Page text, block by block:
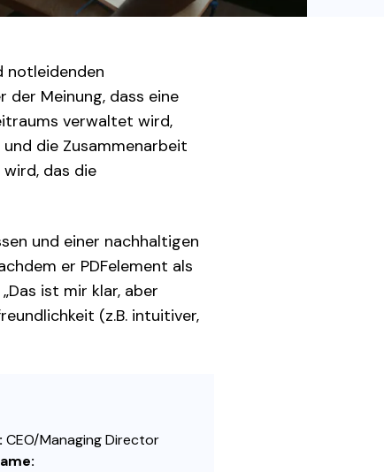
notleidenden
der Meinung, dass eine
verwaltet wird,
die Zusammenarbeit
das die
und einer nachhaltigen
er PDFelement als
ist mir klar, aber
(z.B. intuitiver,
CEO/Managing Director